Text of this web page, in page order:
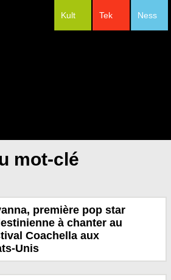
Ness
Tek
Kult
mot-clé
première pop star
à chanter au
Coachella aux
Unis